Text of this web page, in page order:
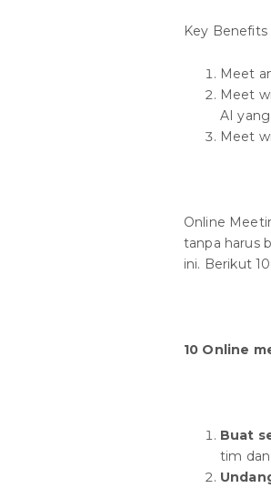
Key
Meet
Meet
AI
Meet
Online
tanpa harus
ini. Berikut
10 Online
Buat
tim